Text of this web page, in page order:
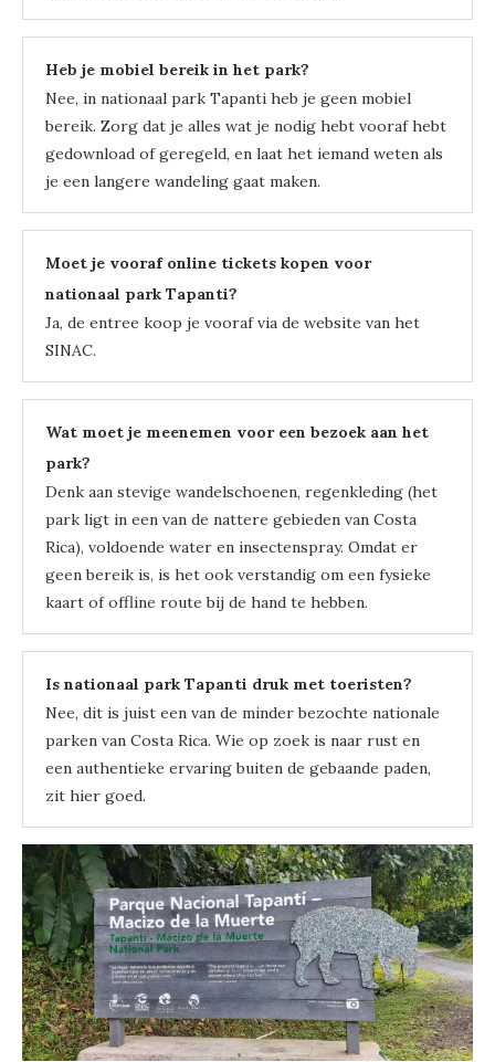
Heb je mobiel bereik in het park?
Nee, in nationaal park Tapanti heb je geen mobiel
bereik. Zorg dat je alles wat je nodig hebt vooraf hebt
gedownload of geregeld, en laat het iemand weten als
je een langere wandeling gaat maken.
Moet je vooraf online tickets kopen voor
nationaal park Tapanti?
Ja, de entree koop je vooraf via de website van het
SINAC.
Wat moet je meenemen voor een bezoek aan het
park?
Denk aan stevige wandelschoenen, regenkleding (het
park ligt in een van de nattere gebieden van Costa
Rica), voldoende water en insectenspray. Omdat er
geen bereik is, is het ook verstandig om een fysieke
kaart of offline route bij de hand te hebben.
Is nationaal park Tapanti druk met toeristen?
Nee, dit is juist een van de minder bezochte nationale
parken van Costa Rica. Wie op zoek is naar rust en
een authentieke ervaring buiten de gebaande paden,
zit hier goed.